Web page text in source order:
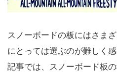
スノーボードの板にはさま
にとっては選ぶのが難しく
記事では、スノーボード板